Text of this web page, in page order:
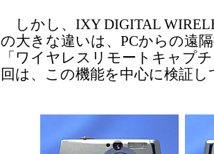
しかし、IXY DIGITAL
の大きな違いは、PCからの遠
「ワイヤレスリモートキャプ
回は、この機能を中心に検証